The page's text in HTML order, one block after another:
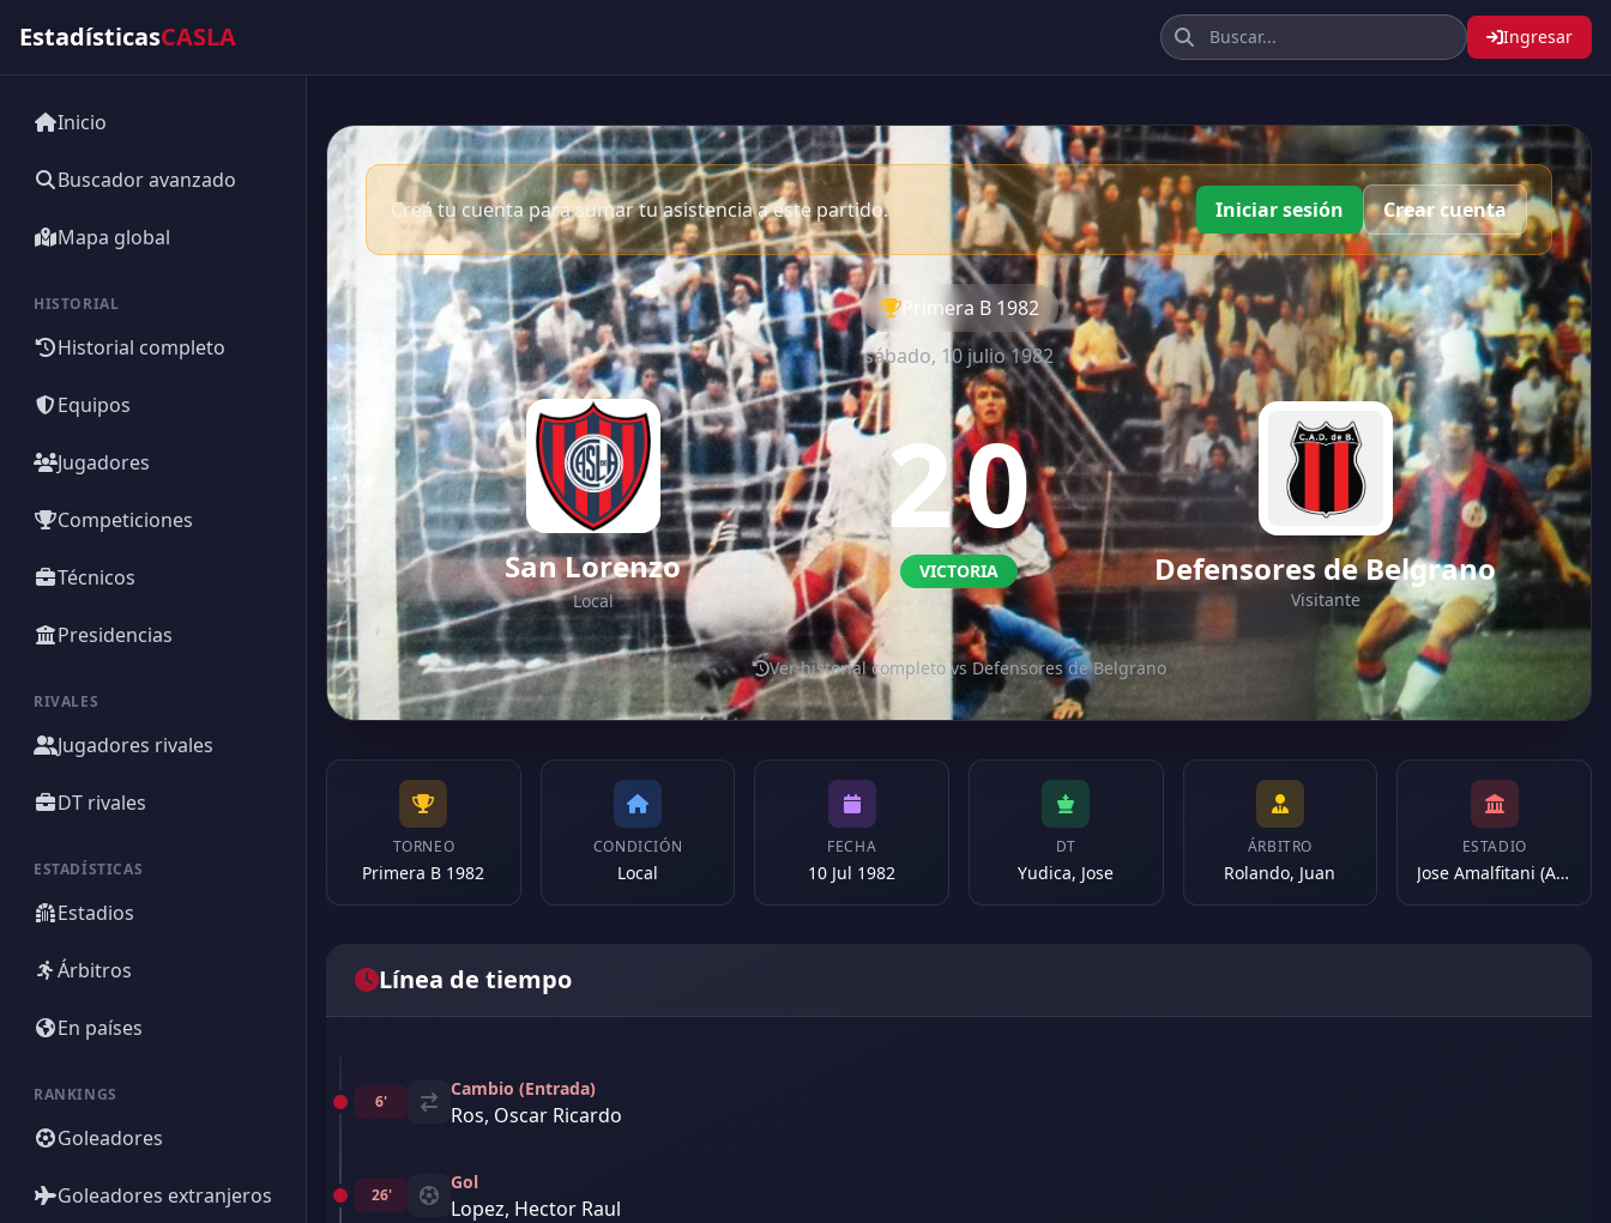
EstadísticasCASLA Ingresar
Inicio
Buscador avanzado
Mapa global
HISTORIAL
Historial completo
Equipos
Jugadores
Competiciones
Técnicos
Presidencias
RIVALES
Jugadores rivales
DT rivales
ESTADÍSTICAS
Estadios
Árbitros
En países
RANKINGS
Goleadores
Goleadores extranjeros
Creá tu cuenta para sumar tu asistencia a este partido. Iniciar sesión Crear cuenta
Primera B 1982
sábado, 10 julio 1982
San Lorenzo
Local
2-0
VICTORIA Defensores de Belgrano
Visitante
Ver historial completo vs Defensores de Belgrano
TORNEO
Primera B 1982
CONDICIÓN
Local
FECHA
10 Jul 1982
DT
Yudica, Jose
ÁRBITRO
Rolando, Juan
ESTADIO
Jose Amalfitani (Argentina)
Línea de tiempo
6'
Cambio (Entrada)
Ros, Oscar Ricardo
26'
Gol
Lopez, Hector Raul